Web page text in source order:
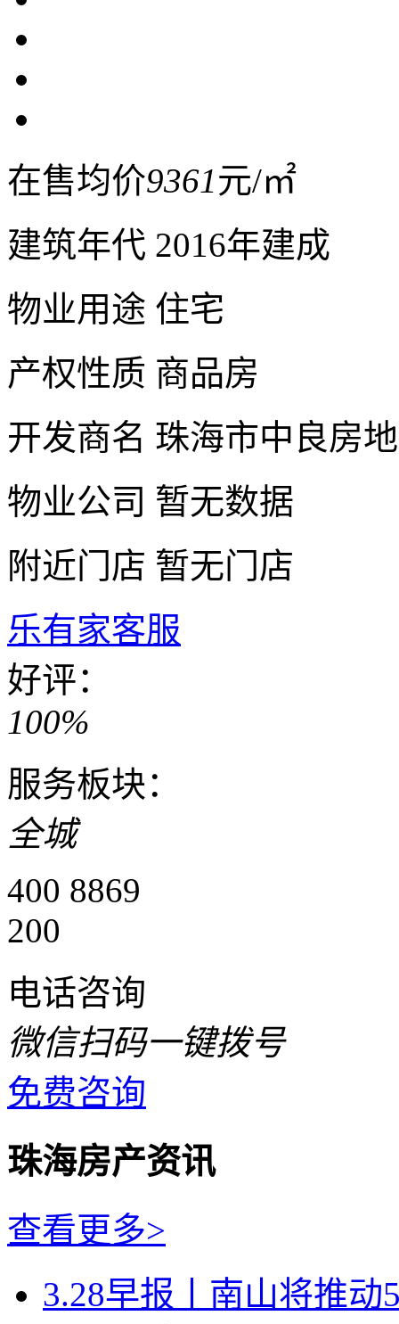
在售均价9361元/㎡
建筑年代 2016年建成
物业用途 住宅
产权性质 商品房
开发商名 珠海市中良房
物业公司 暂无数据
附近门店 暂无门店
乐有家客服
好评：
100%
服务板块：
全城
400 8869
200
电话咨询
微信扫码一键拨号
免费咨询
珠海房产资讯
查看更多>
3.28早报丨南山将推